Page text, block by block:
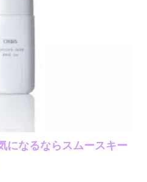
になるならスムースキー